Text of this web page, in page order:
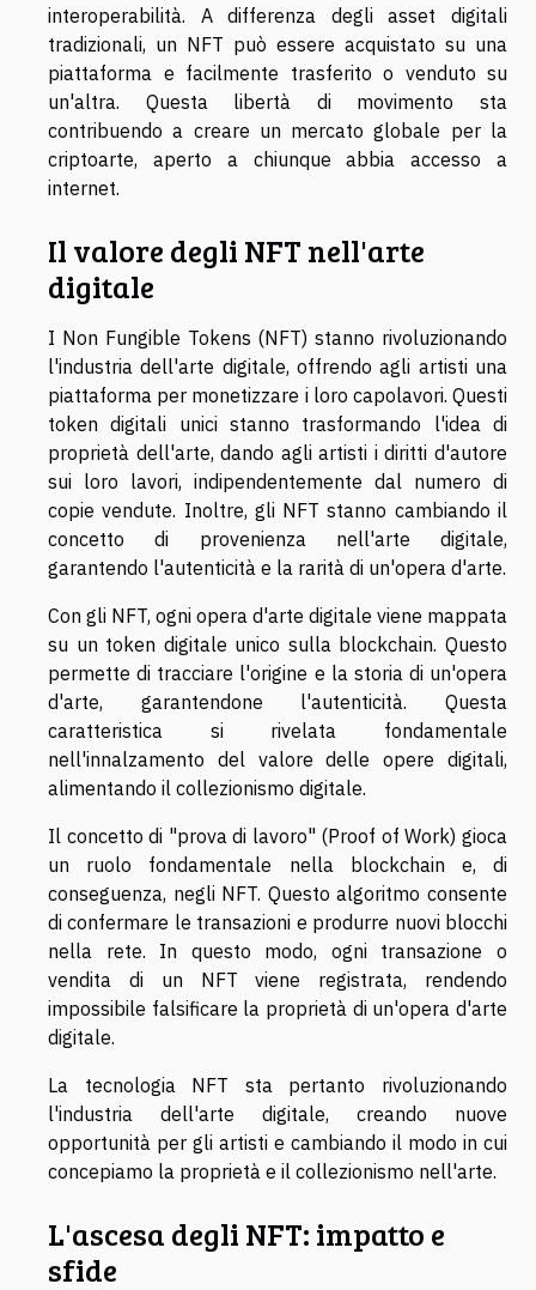
interoperabilità. A differenza degli asset digitali
tradizionali, un NFT può essere acquistato su una
piattaforma e facilmente trasferito o venduto su
un'altra. Questa libertà di movimento sta
contribuendo a creare un mercato globale per la
criptoarte, aperto a chiunque abbia accesso a
internet.
Il valore degli NFT nell'arte
digitale
I Non Fungible Tokens (NFT) stanno rivoluzionando
l'industria dell'arte digitale, offrendo agli artisti una
piattaforma per monetizzare i loro capolavori. Questi
token digitali unici stanno trasformando l'idea di
proprietà dell'arte, dando agli artisti i diritti d'autore
sui loro lavori, indipendentemente dal numero di
copie vendute. Inoltre, gli NFT stanno cambiando il
concetto di provenienza nell'arte digitale,
garantendo l'autenticità e la rarità di un'opera d'arte.
Con gli NFT, ogni opera d'arte digitale viene mappata
su un token digitale unico sulla blockchain. Questo
permette di tracciare l'origine e la storia di un'opera
d'arte, garantendone l'autenticità. Questa
caratteristica si rivelata fondamentale
nell'innalzamento del valore delle opere digitali,
alimentando il collezionismo digitale.
Il concetto di "prova di lavoro" (Proof of Work) gioca
un ruolo fondamentale nella blockchain e, di
conseguenza, negli NFT. Questo algoritmo consente
di confermare le transazioni e produrre nuovi blocchi
nella rete. In questo modo, ogni transazione o
vendita di un NFT viene registrata, rendendo
impossibile falsificare la proprietà di un'opera d'arte
digitale.
La tecnologia NFT sta pertanto rivoluzionando
l'industria dell'arte digitale, creando nuove
opportunità per gli artisti e cambiando il modo in cui
concepiamo la proprietà e il collezionismo nell'arte.
L'ascesa degli NFT: impatto e
sfide